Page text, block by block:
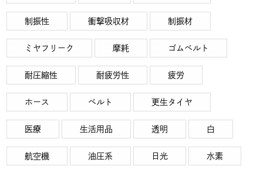
制振性 衝撃吸収材 制振材
ミヤフリーク 摩耗 ゴムベルト
耐圧縮性 耐疲労性 疲労
ホース ベルト 更生タイヤ
医療 生活用品 透明 白
航空機 油圧系 日光 水素